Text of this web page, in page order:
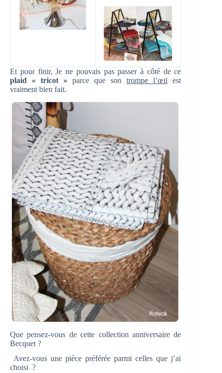
Et pour finir, Je ne pouvais pas passer à côté de ce
plaid « tricot » parce que sontrompe l’œil est
vraiment bien fait.
Que pensez-vous de cette collection anniversaire de
Becquet ?
Avez-vous une pièce préférée parmi celles que j’ai
choisi ?